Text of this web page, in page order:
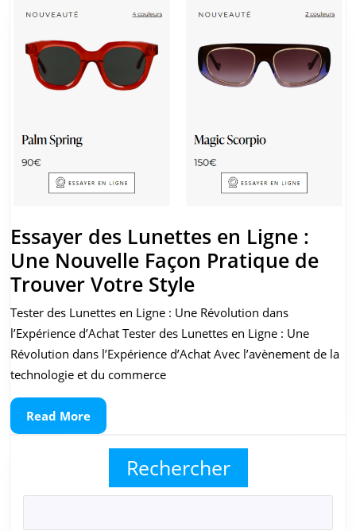
Essayer des Lunettes en Ligne :
Une Nouvelle Façon Pratique de
Trouver Votre StyleEssayer
des
Lunettes
en
Nouvelle
Façon
Pratique
Tester des Lunettes en Ligne : Une Révolution dans
l’Expérience d’Achat Tester des Lunettes en Ligne : Une
Révolution dans l’Expérience d’Achat Avec l’avènement de la
technologie et du commerce
Read MoreRead
More
Rechercher